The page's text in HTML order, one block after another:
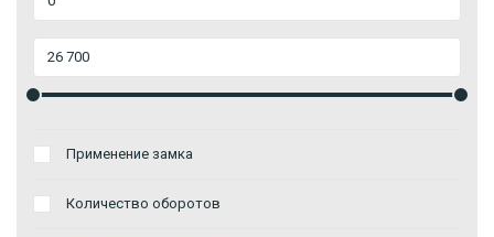
Применение замка
Количество оборотов